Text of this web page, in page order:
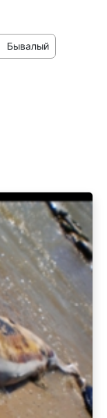
Бывалый